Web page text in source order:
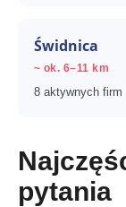
Świdnica
~ ok. 6–11 km
8 aktywnych firm
pytania